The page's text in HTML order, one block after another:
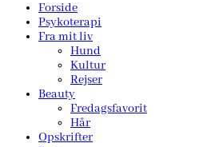
Forside
Psykoterapi
Fra mit liv
Hund
Kultur
Rejser
Beauty
Fredagsfavorit
Hår
Opskrifter